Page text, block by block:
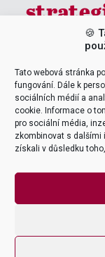
🍪
Tato webová stránka
fungování. Dále k
sociálních médií a
cookie. Informace o
pro sociální média,
zkombinovat s dalšími
získali v důsledku
Vítejte v dynamickém
kde každý den přináší
snaží udržet krok s
technologickým
rozhodnutí o
podpory a migrace
dnešním příspěvku se
na to, jak efektivně
služby SAP podpory a
procesem
10. 10. 2025